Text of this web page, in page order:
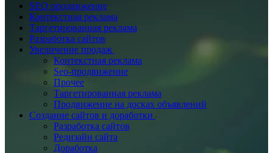
SEO продвижение
Контекстная реклама
Таргетированная реклама
Разработка сайтов
Увеличение продаж
Контекстная реклама
Seo-продвижение
Прочее
Таргетированная реклама
Продвижение на досках объявлений
Создание сайтов и доработки
Разработка сайтов
Редизайн сайта
Доработка